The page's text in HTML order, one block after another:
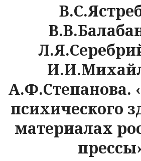
А.Ф.Степанова.
психического
материалах